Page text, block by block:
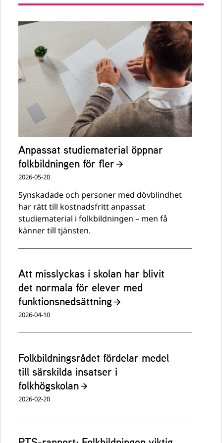
Anpassat studiematerial öppnar
folkbildningen för fler
2026-05-20
Synskadade och personer med dövblindhet
har rätt till kostnadsfritt anpassat
studiematerial i folkbildningen – men få
känner till tjänsten.
Att misslyckas i skolan har blivit
det normala för elever med
funktionsnedsättning
2026-04-10
Folkbildningsrådet fördelar medel
till särskilda insatser i
folkhögskolan
2026-02-20